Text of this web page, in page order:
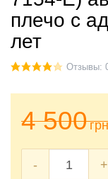
плечо с
лет
Отзывы:
4 500
- +